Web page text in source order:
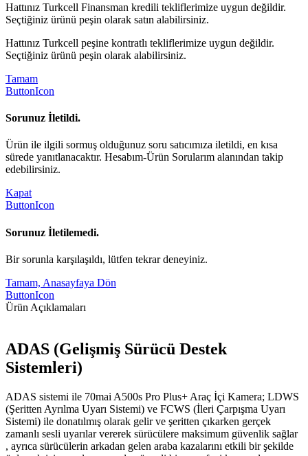
Hattınız Turkcell Finansman kredili tekliflerimize uygun değildir.
Seçtiğiniz ürünü peşin olarak satın alabilirsiniz.
Hattınız Turkcell peşine kontratlı tekliflerimize uygun değildir.
Seçtiğiniz ürünü peşin olarak alabilirsiniz.
Tamam
ButtonIcon
Sorunuz İletildi.
Ürün ile ilgili sormuş olduğunuz soru satıcımıza iletildi, en kısa
sürede yanıtlanacaktır. Hesabım-Ürün Sorularım alanından takip
edebilirsiniz.
Kapat
ButtonIcon
Sorunuz İletilemedi.
Bir sorunla karşılaşıldı, lütfen tekrar deneyiniz.
Tamam, Anasayfaya Dön
ButtonIcon
Ürün Açıklamaları
ADAS (Gelişmiş Sürücü Destek
Sistemleri)
ADAS sistemi ile 70mai A500s Pro Plus+ Araç İçi Kamera; LDWS
(Şeritten Ayrılma Uyarı Sistemi) ve FCWS (İleri Çarpışma Uyarı
Sistemi) ile donatılmış olarak gelir ve şeritten çıkarken gerçek
zamanlı sesli uyarılar vererek sürücülere maksimum güvenlik sağlar
, ayrıca sürücülerin arkadan gelen araba kazalarını etkili bir şekilde